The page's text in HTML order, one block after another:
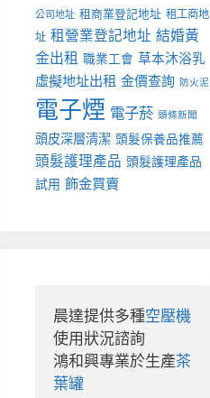
公司地址 租商業登記地址 租工商地
址 租營業登記地址 結婚黃
金出租 職業工會 草本沐浴乳
虛擬地址出租 金價查詢 防火泥
電子煙 電子菸 頭條新聞
頭皮深層清潔 頭髮保養品推薦
頭髮護理產品 頭髮護理產品
試用 飾金買賣
晨達提供多種空壓機
使用狀況諮詢
鴻和興專業於生產茶
葉罐